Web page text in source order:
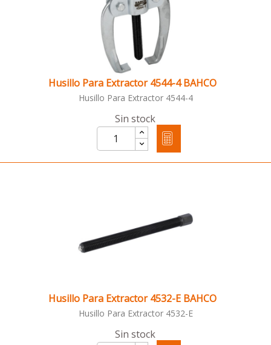
Husillo Para Extractor 4544-4 BAHCO
Husillo Para Extractor 4544-4
Sin stock
Husillo Para Extractor 4532-E BAHCO
Husillo Para Extractor 4532-E
Sin stock